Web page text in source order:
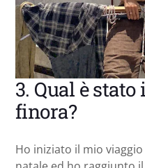
3. Qual è
finora?
Ho iniziato il mio